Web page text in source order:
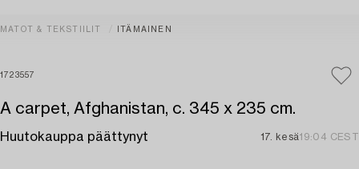
MATOT & TEKSTIILIT ITÄMAINEN
1723557
A carpet, Afghanistan, c. 345 x 235 cm.
Huutokauppa päättynyt 17. kesä19:04 CEST